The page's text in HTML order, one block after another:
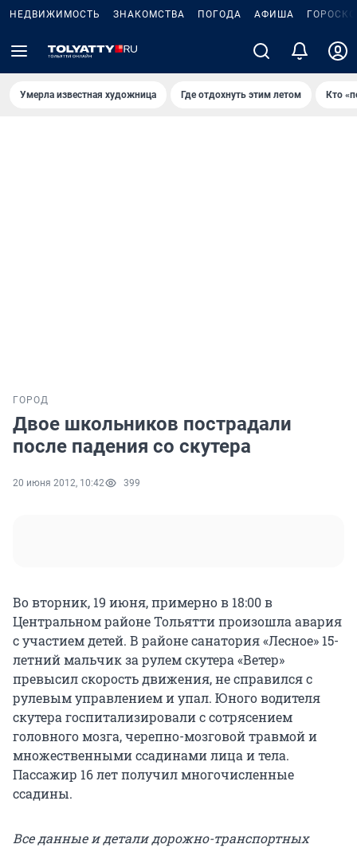
НЕДВИЖИМОСТЬ ЗНАКОМСТВА ПОГОДА АФИША
Умерла известная художница Где отдохнуть этим летом Кто
ГОРОД
Двое школьников пострадали
после падения со скутера
20 июня 2012, 10:42 399
Во вторник, 19 июня, примерно в 18:00 в
Центральном районе Тольятти произошла авария
с участием детей. В районе санатория «Лесное» 15-
летний мальчик за рулем скутера «Ветер»
превысил скорость движения, не справился с
рулевым управлением и упал. Юного водителя
скутера госпитализировали с сотрясением
головного мозга, черепно-мозговой травмой и
множественными ссадинами лица и тела.
Пассажир 16 лет получил многочисленные
ссадины.
Все данные и детали дорожно-транспортных